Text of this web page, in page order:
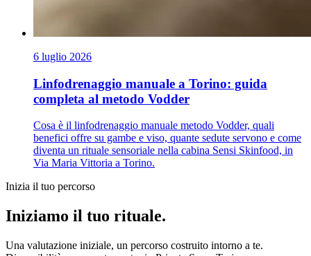
6 luglio 2026
Linfodrenaggio manuale a Torino: guida
completa al metodo Vodder
Cosa è il linfodrenaggio manuale metodo Vodder, quali
benefici offre su gambe e viso, quante sedute servono e come
diventa un rituale sensoriale nella cabina Sensi Skinfood, in
Via Maria Vittoria a Torino.
Inizia il tuo percorso
Iniziamo il tuo rituale.
Una valutazione iniziale, un percorso costruito intorno a te.